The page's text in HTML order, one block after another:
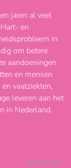
jaren al veel
en
in
om betere
aandoeningen
en mensen
vaatziekten,
leveren aan het
in Nederland.
Volgende